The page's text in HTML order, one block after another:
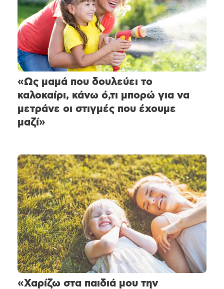
«Ως μαμά που δουλεύει το
καλοκαίρι, κάνω ό,τι μπορώ για να
μετράνε οι στιγμές που έχουμε
μαζί»
«Χαρίζω στα παιδιά μου την